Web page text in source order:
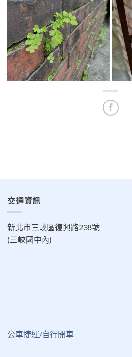
交通資訊
新北市三峽區復興路238號
(三峽國中內)
公車捷運/自行開車